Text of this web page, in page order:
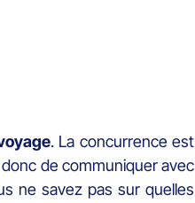
. La concurrence est
de communiquer avec
ne savez pas sur quelles